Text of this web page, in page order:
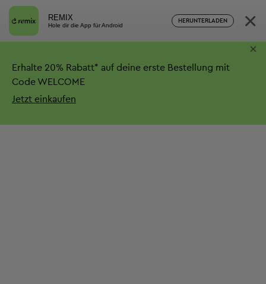
REMIX
Hole dir die App für Android
HERUNTERLADEN ×
Erhalte 20% Rabatt* auf deine erste Bestellung mit
Code WELCOME
Jetzt einkaufen
×